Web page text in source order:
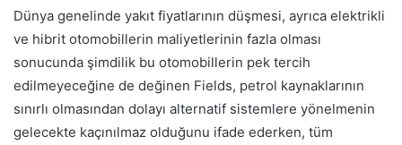
Dünya genelinde yakıt fiyatlarının düşmesi, ayrıca elektrikli
ve hibrit otomobillerin maliyetlerinin fazla olması
sonucunda şimdilik bu otomobillerin pek tercih
edilmeyeceğine de değinen Fields, petrol kaynaklarının
sınırlı olmasından dolayı alternatif sistemlere yönelmenin
gelecekte kaçınılmaz olduğunu ifade ederken, tüm